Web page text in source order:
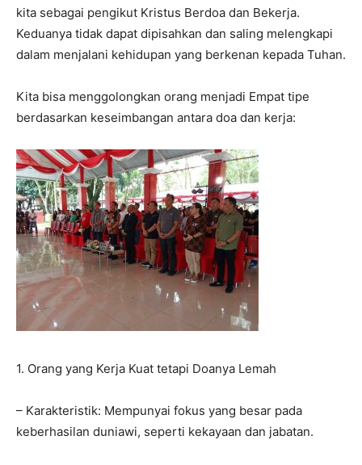
kita sebagai pengikut Kristus Berdoa dan Bekerja.
Keduanya tidak dapat dipisahkan dan saling melengkapi
dalam menjalani kehidupan yang berkenan kepada Tuhan.
Kita bisa menggolongkan orang menjadi Empat tipe
berdasarkan keseimbangan antara doa dan kerja:
1. Orang yang Kerja Kuat tetapi Doanya Lemah
– Karakteristik: Mempunyai fokus yang besar pada
keberhasilan duniawi, seperti kekayaan dan jabatan.